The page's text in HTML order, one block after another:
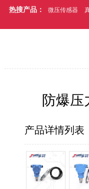
热搜产品： 微压传感器
防爆压
产品详情列表